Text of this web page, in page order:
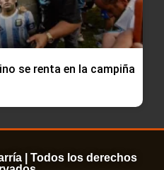
se renta en la campiña
| Todos los derechos